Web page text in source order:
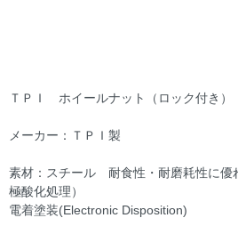
ＴＰＩ ホイールナット（ロック付き）
メーカー：ＴＰＩ製
素材：スチール 耐食性・耐磨耗性に優
極酸化処理）
電着塗装(Electronic Disposition)